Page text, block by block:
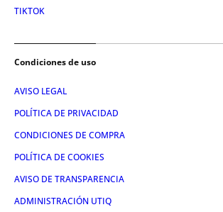
TIKTOK
Condiciones de uso
AVISO LEGAL
POLÍTICA DE PRIVACIDAD
CONDICIONES DE COMPRA
POLÍTICA DE COOKIES
AVISO DE TRANSPARENCIA
ADMINISTRACIÓN UTIQ